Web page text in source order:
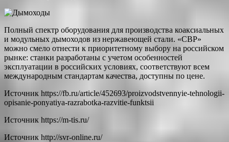
Полный спектр оборудования для производства коаксиальных
и модульных дымоходов из нержавеющей стали. «СВР»
можно смело отнести к приоритетному выбору на российском
рынке: станки разработаны с учетом особенностей
эксплуатации в российских условиях, соответствуют всем
международным стандартам качества, доступны по цене.
Источник https://fb.ru/article/452693/proizvodstvennyie-tehnologii-
opisanie-ponyatiya-razrabotka-razvitie-funktsii
Источник https://m-tis.ru/
Источник http://svr-online.ru/